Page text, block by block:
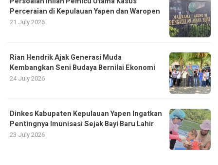
Perceraian di Kepulauan Yapen dan Waropen
21 July 2026
Rian Hendrik Ajak Generasi Muda
Kembangkan Seni Budaya Bernilai Ekonomi
24 July 2026
Dinkes Kabupaten Kepulauan Yapen Ingatkan
Pentingnya Imunisasi Sejak Bayi Baru Lahir
23 July 2026